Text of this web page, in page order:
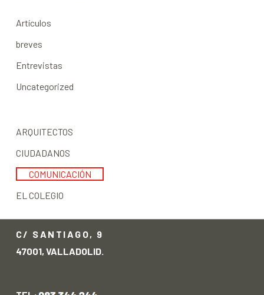
Artículos
breves
Entrevistas
Uncategorized
ARQUITECTOS
CIUDADANOS
COMUNICACIÓN
EL COLEGIO
C/ SANTIAGO, 9
47001, VALLADOLID.